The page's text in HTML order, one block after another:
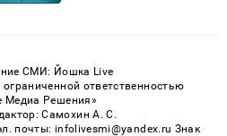
СМИ: Йошка Live
ответственностью
Медиа Решения»
Самохин А. С.
почты: infolivesmi@yandex.ru Знак